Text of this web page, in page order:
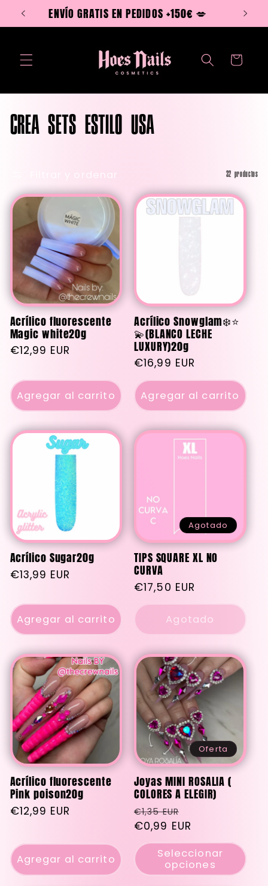
directamente
al contenido
ENVÍO GRATIS EN PEDIDOS +150€ 💋
Carrito
C
c
i
ó
n
CREA SETS ESTILO USA
Filtrar y ordenar 32 productos
Acrílico fluorescente
Magic white20g
Precio
€12,99 EUR
Agregar al carrito
Acrílico Snowglam❄️⭐️
💫(BLANCO LECHE
LUXURY)20g
Precio
habitual
€16,99 EUR
Agregar al carrito
Acrílico Sugar20g
Precio
€13,99 EUR
Agregar al carrito
Agotado
TIPS SQUARE XL NO
CURVA
Precio
habitual
€17,50 EUR
Agotado
Acrílico fluorescente
Pink poison20g
Precio
€12,99 EUR
Agregar al carrito
Oferta
Joyas MINI ROSALIA (
COLORES A ELEGIR)
Precio
habitual
€1,35 EUR
de
oferta
€0,99 EUR
Seleccionar
opciones